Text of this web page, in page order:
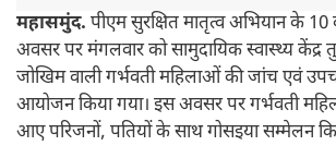
महासमुंद. पीएम सुरक्षित मातृत्व अभियान के 10
अवसर पर मंगलवार को सामुदायिक स्वास्थ्य केंद्र
जोखिम वाली गर्भवती महिलाओं की जांच एवं
आयोजन किया गया। इस अवसर पर गर्भवती
आए परिजनों, पतियों के साथ गोसइया सम्मेलन